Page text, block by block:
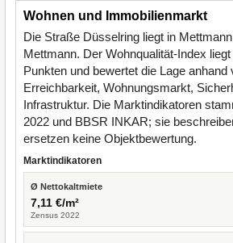
Wohnen und Immobilienmarkt
Die Straße Düsselring liegt in
Mettmann. Der Wohnqualität-Index
Punkten und bewertet die Lage anhand
Erreichbarkeit, Wohnungsmarkt,
Infrastruktur. Die Marktindikatoren
2022 und BBSR INKAR; sie
ersetzen keine Objektbewertung.
Marktindikatoren
Ø Nettokaltmiete
7,11 €/m²
Zensus 2022